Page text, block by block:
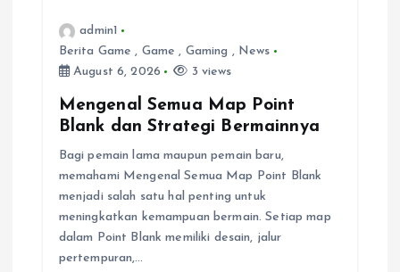
admin1
Berita Game , Game , Gaming , News
August 6, 2026
3 views
Mengenal Semua Map Point
Blank dan Strategi Bermainnya
Bagi pemain lama maupun pemain baru,
memahami Mengenal Semua Map Point Blank
menjadi salah satu hal penting untuk
meningkatkan kemampuan bermain. Setiap map
dalam Point Blank memiliki desain, jalur
pertempuran,…